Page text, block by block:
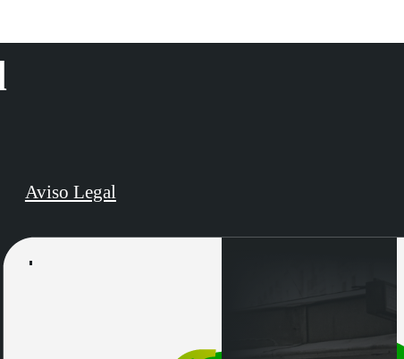
Aviso Legal